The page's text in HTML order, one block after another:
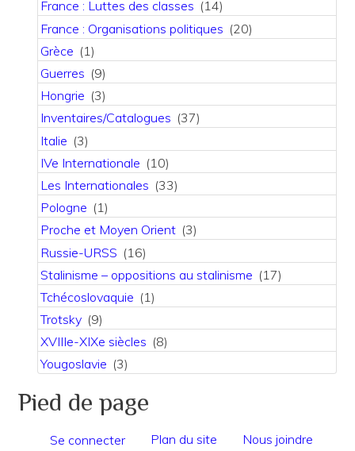
France : Luttes des classes (14)
France : Organisations politiques (20)
Grèce (1)
Guerres (9)
Hongrie (3)
Inventaires/Catalogues (37)
Italie (3)
IVe Internationale (10)
Les Internationales (33)
Pologne (1)
Proche et Moyen Orient (3)
Russie-URSS (16)
Stalinisme – oppositions au stalinisme (17)
Tchécoslovaquie (1)
Trotsky (9)
XVIIIe-XIXe siècles (8)
Yougoslavie (3)
Pied de page
Se connecter Plan du site Nous joindre